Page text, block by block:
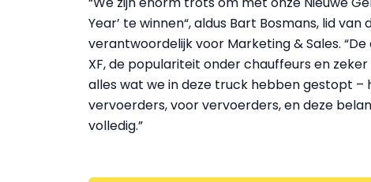
Year’ te winnen“, aldus Bart Bosmans, lid
verantwoordelijk voor Marketing & Sales.
XF, de populariteit onder chauffeurs en
alles wat we in deze truck hebben gestopt –
vervoerders, voor vervoerders, en deze
volledig.”